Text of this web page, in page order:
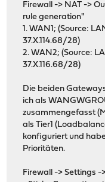
Firewall -> NAT ->
rule generation"
1. WAN1; (Source:
37.X.114.68/28)
2. WAN2; (Source:
37.X.116.68/28)
Die beiden
ich als
zusammengefasst
als Tier1
konfiguriert und
Prioritäten.
Firewall -> Settings -